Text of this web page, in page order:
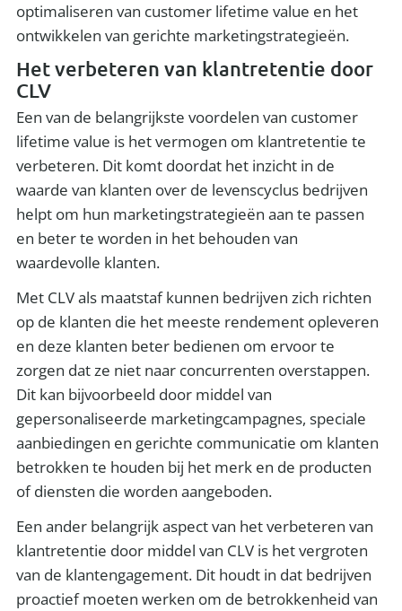
optimaliseren van customer lifetime value en het
ontwikkelen van gerichte marketingstrategieën.
Het verbeteren van klantretentie door
CLV
Een van de belangrijkste voordelen van customer
lifetime value is het vermogen om klantretentie te
verbeteren. Dit komt doordat het inzicht in de
waarde van klanten over de levenscyclus bedrijven
helpt om hun marketingstrategieën aan te passen
en beter te worden in het behouden van
waardevolle klanten.
Met CLV als maatstaf kunnen bedrijven zich richten
op de klanten die het meeste rendement opleveren
en deze klanten beter bedienen om ervoor te
zorgen dat ze niet naar concurrenten overstappen.
Dit kan bijvoorbeeld door middel van
gepersonaliseerde marketingcampagnes, speciale
aanbiedingen en gerichte communicatie om klanten
betrokken te houden bij het merk en de producten
of diensten die worden aangeboden.
Een ander belangrijk aspect van het verbeteren van
klantretentie door middel van CLV is het vergroten
van de klantengagement. Dit houdt in dat bedrijven
proactief moeten werken om de betrokkenheid van